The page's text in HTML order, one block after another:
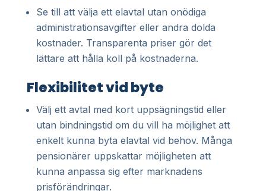
Se till att välja ett elavtal utan onödiga
administrationsavgifter eller andra dolda
kostnader. Transparenta priser gör det
lättare att hålla koll på kostnaderna.
Flexibilitet vid byte
Välj ett avtal med kort uppsägningstid eller
utan bindningstid om du vill ha möjlighet att
enkelt kunna byta elavtal vid behov. Många
pensionärer uppskattar möjligheten att
kunna anpassa sig efter marknadens
prisförändringar.